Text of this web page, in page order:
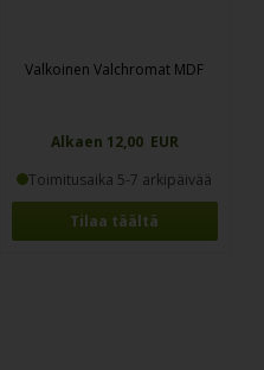
Valkoinen Valchromat MDF
Alkaen 12,00 EUR
Toimitusaika 5-7 arkipäivää
Tilaa täältä